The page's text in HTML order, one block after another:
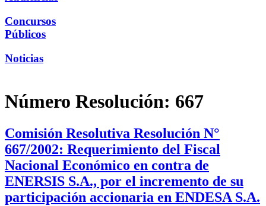
Concursos
Públicos
Noticias
Número Resolución: 667
Comisión Resolutiva Resolución N°
667/2002: Requerimiento del Fiscal
Nacional Económico en contra de
ENERSIS S.A., por el incremento de su
participación accionaria en ENDESA S.A.